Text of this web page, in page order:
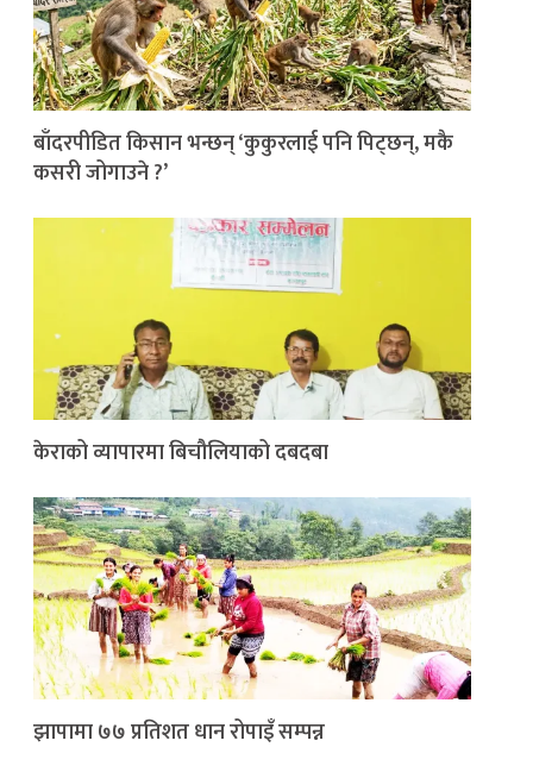
बाँदरपीडित किसान भन्छन् ‘कुकुरलाई पनि पिट्छन्, मकै
कसरी जोगाउने ?’
केराको व्यापारमा बिचौलियाको दबदबा
झापामा ७७ प्रतिशत धान रोपाइँ सम्पन्न